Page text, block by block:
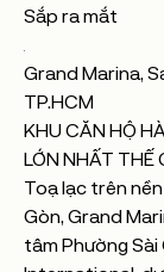
Sắp ra mắt
Grand Marina,
TP.HCM
KHU CĂN HỘ
LỚN NHẤT THẾ
Toạ lạc trên
Gòn, Grand
tâm Phường